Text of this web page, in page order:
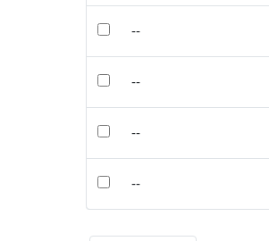
--
--
--
--